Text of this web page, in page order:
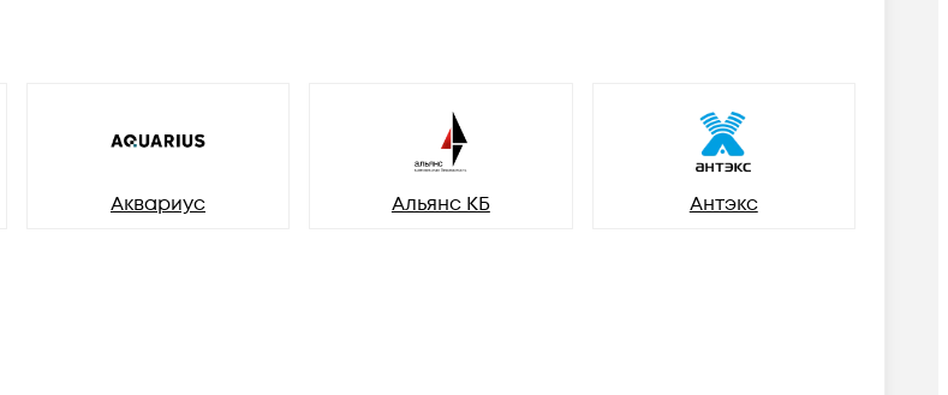
Аквариус Альянс КБ Антэкс